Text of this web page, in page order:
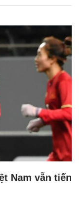
Nam vẫn tiến